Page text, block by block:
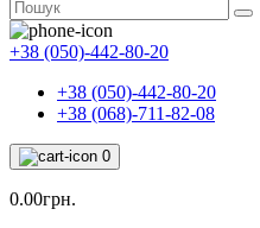
+38 (050)-442-80-20
+38 (050)-442-80-20
+38 (068)-711-82-08
0
0.00грн.